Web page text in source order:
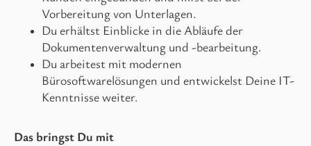
Vorbereitung von Unterlagen.
Du erhältst Einblicke in die Abläufe der
Dokumentenverwaltung und -bearbeitung.
Du arbeitest mit modernen
Bürosoftwarelösungen und entwickelst Deine IT-
Kenntnisse weiter.
Das bringst Du mit